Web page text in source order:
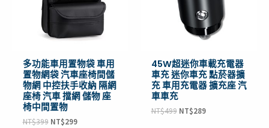
多功能車用置物袋 車用
置物網袋 汽車座椅間儲
物網 中控扶手收納 隔網
座椅 汽車 擋網 儲物 座
椅中間置物
NT$399 NT$299
45W超迷你車載充電器
車充 迷你車充 點菸器擴
充 車用充電器 擴充座 汽
車車充
NT$499 NT$289